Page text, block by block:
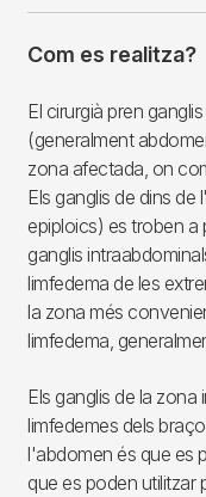
Com es realitza?
El cirurgià pren
(generalment
zona afectada, on
Els ganglis de dins
epiploics) es troben
ganglis
limfedema de les
la zona més
limfedema,
Els ganglis de la zona
limfedemes dels
l'abdomen és que es
que es poden utilitzar